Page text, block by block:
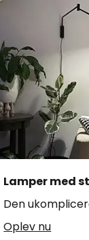
Lamper med
Den
Oplev nu